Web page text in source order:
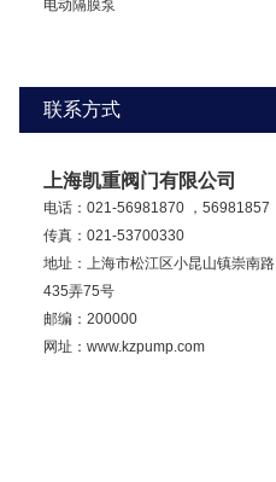
电动隔膜泵
联系方式
上海凯重阀门有限公司
电话：021-56981870 ，56981857
传真：021-53700330
地址：上海市松江区小昆山镇崇南路
435弄75号
邮编：200000
网址：www.kzpump.com